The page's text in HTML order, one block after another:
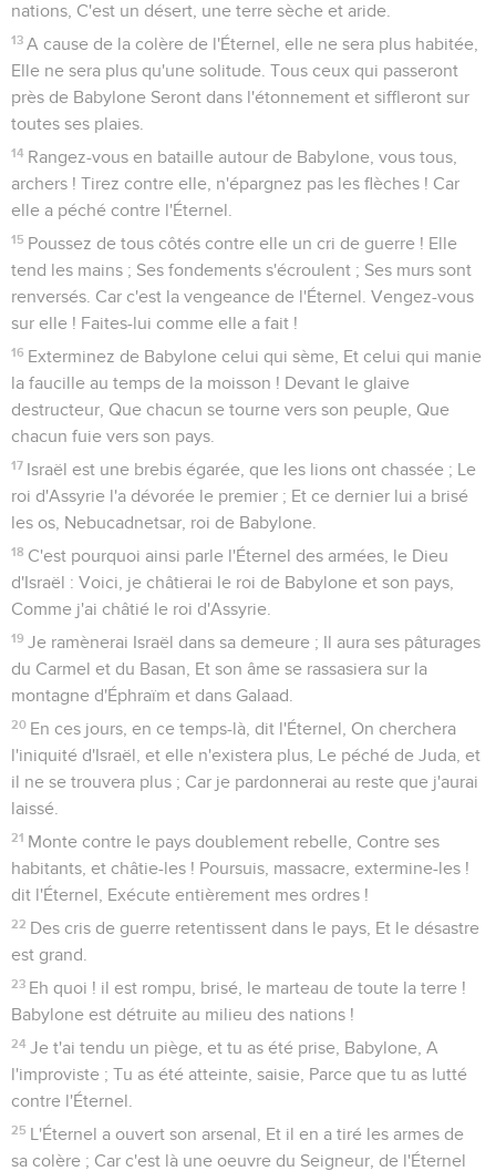
nations, C'est un désert, une terre sèche et aride.
13 A cause de la colère de l'Éternel, elle ne sera plus habitée,
Elle ne sera plus qu'une solitude. Tous ceux qui passeront
près de Babylone Seront dans l'étonnement et siffleront sur
toutes ses plaies.
14 Rangez-vous en bataille autour de Babylone, vous tous,
archers ! Tirez contre elle, n'épargnez pas les flèches ! Car
elle a péché contre l'Éternel.
15 Poussez de tous côtés contre elle un cri de guerre ! Elle
tend les mains ; Ses fondements s'écroulent ; Ses murs sont
renversés. Car c'est la vengeance de l'Éternel. Vengez-vous
sur elle ! Faites-lui comme elle a fait !
16 Exterminez de Babylone celui qui sème, Et celui qui manie
la faucille au temps de la moisson ! Devant le glaive
destructeur, Que chacun se tourne vers son peuple, Que
chacun fuie vers son pays.
17 Israël est une brebis égarée, que les lions ont chassée ; Le
roi d'Assyrie l'a dévorée le premier ; Et ce dernier lui a brisé
les os, Nebucadnetsar, roi de Babylone.
18 C'est pourquoi ainsi parle l'Éternel des armées, le Dieu
d'Israël : Voici, je châtierai le roi de Babylone et son pays,
Comme j'ai châtié le roi d'Assyrie.
19 Je ramènerai Israël dans sa demeure ; Il aura ses pâturages
du Carmel et du Basan, Et son âme se rassasiera sur la
montagne d'Éphraïm et dans Galaad.
20 En ces jours, en ce temps-là, dit l'Éternel, On cherchera
l'iniquité d'Israël, et elle n'existera plus, Le péché de Juda, et
il ne se trouvera plus ; Car je pardonnerai au reste que j'aurai
laissé.
21 Monte contre le pays doublement rebelle, Contre ses
habitants, et châtie-les ! Poursuis, massacre, extermine-les !
dit l'Éternel, Exécute entièrement mes ordres !
22 Des cris de guerre retentissent dans le pays, Et le désastre
est grand.
23 Eh quoi ! il est rompu, brisé, le marteau de toute la terre !
Babylone est détruite au milieu des nations !
24 Je t'ai tendu un piège, et tu as été prise, Babylone, A
l'improviste ; Tu as été atteinte, saisie, Parce que tu as lutté
contre l'Éternel.
25 L'Éternel a ouvert son arsenal, Et il en a tiré les armes de
sa colère ; Car c'est là une oeuvre du Seigneur, de l'Éternel